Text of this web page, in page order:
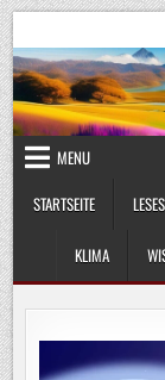
Skip
to
content
MENU
STARTSEITE
KLIMA